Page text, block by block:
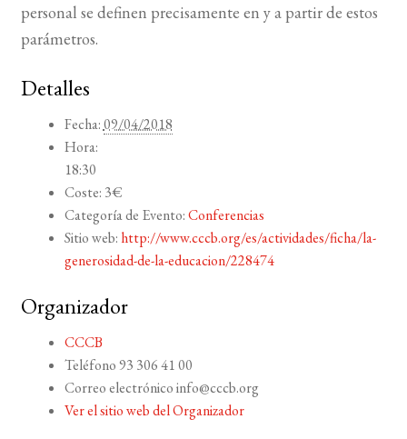
personal se definen precisamente en y a partir de estos
parámetros.
Detalles
Fecha:09/04/2018
Hora:
18:30
Coste: 3€
Categoría de Evento:Conferencias
Sitio web: http://www.cccb.org/es/actividades/ficha/la-
generosidad-de-la-educacion/228474
Organizador
CCCB
Teléfono 93 306 41 00
Correo electrónicoinfo@cccb.org
Ver el sitio web del Organizador